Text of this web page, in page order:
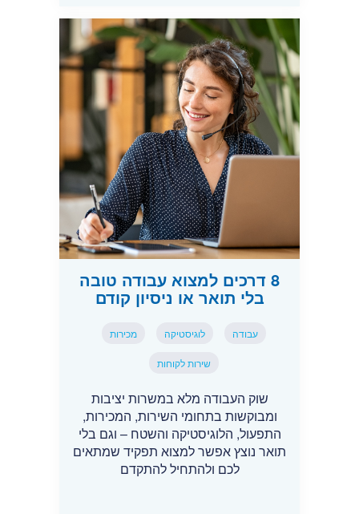
8 דרכים למצוא עבודה טובה
בלי תואר או ניסיון קודם
עבודה לוגיסטיקה מכירות
שירות לקוחות
שוק העבודה מלא במשרות יציבות
ומבוקשות בתחומי השירות, המכירות,
התפעול, הלוגיסטיקה והשטח – וגם בלי
תואר נוצץ אפשר למצוא תפקיד שמתאים
לכם ולהתחיל להתקדם